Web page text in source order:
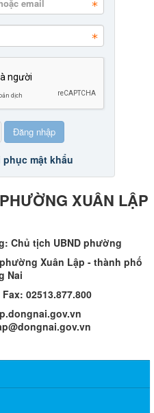
Đăng nhập
phục mật khẩu
XUÂN LẬP
Chủ tịch UBND phường
Xuân Lập - thành phố
Nai
02513.877.800